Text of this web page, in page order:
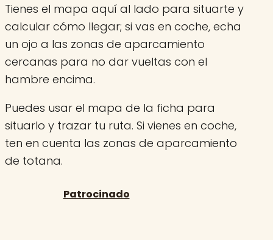
Tienes el mapa aquí al lado para situarte y
calcular cómo llegar; si vas en coche, echa
un ojo a las zonas de aparcamiento
cercanas para no dar vueltas con el
hambre encima.
Puedes usar el mapa de la ficha para
situarlo y trazar tu ruta. Si vienes en coche,
ten en cuenta las zonas de aparcamiento
de totana.